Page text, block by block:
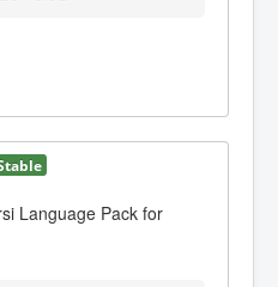
Language Pack for